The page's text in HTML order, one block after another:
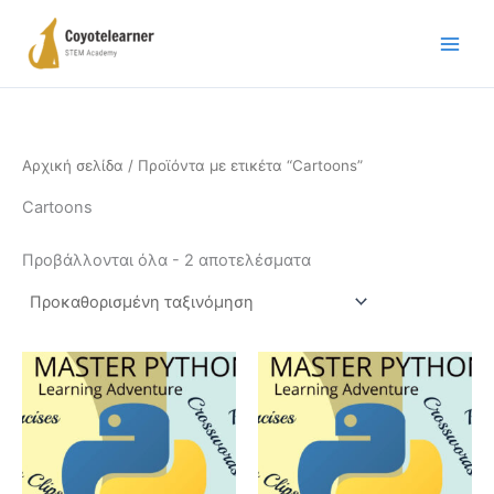
περιεχόμενο
Αρχική σελίδα / Προϊόντα με ετικέτα “Cartoons”
Cartoons
Προβάλλονται όλα - 2 αποτελέσματα
Price
range:
€200.00
through
€800.00
Αυτό
το
προϊόν
πολλαπλές